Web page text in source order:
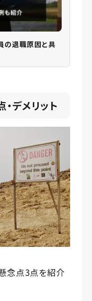
の退職原因と具
デメリット
念点3点を紹介